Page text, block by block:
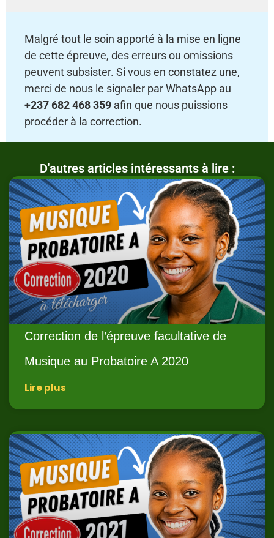
Malgré tout le soin apporté à la mise en ligne
de cette épreuve, des erreurs ou omissions
peuvent subsister. Si vous en constatez une,
merci de nous le signaler par WhatsApp au
+237 682 468 359 afin que nous puissions
procéder à la correction.
D'autres articles intéressants à lire :
Correction de l’épreuve facultative de
Musique au Probatoire A 2020
Lire plus